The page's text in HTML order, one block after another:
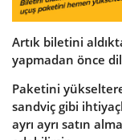
Artık biletini
yapmadan önce
Paketini
sandviç gibi
ayrı ayrı satın